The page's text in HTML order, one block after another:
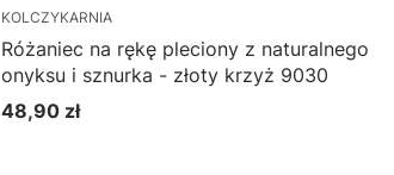
KOLCZYKARNIA
Różaniec na rękę pleciony z naturalnego
onyksu i sznurka - złoty krzyż 9030
Cena
48,90 zł